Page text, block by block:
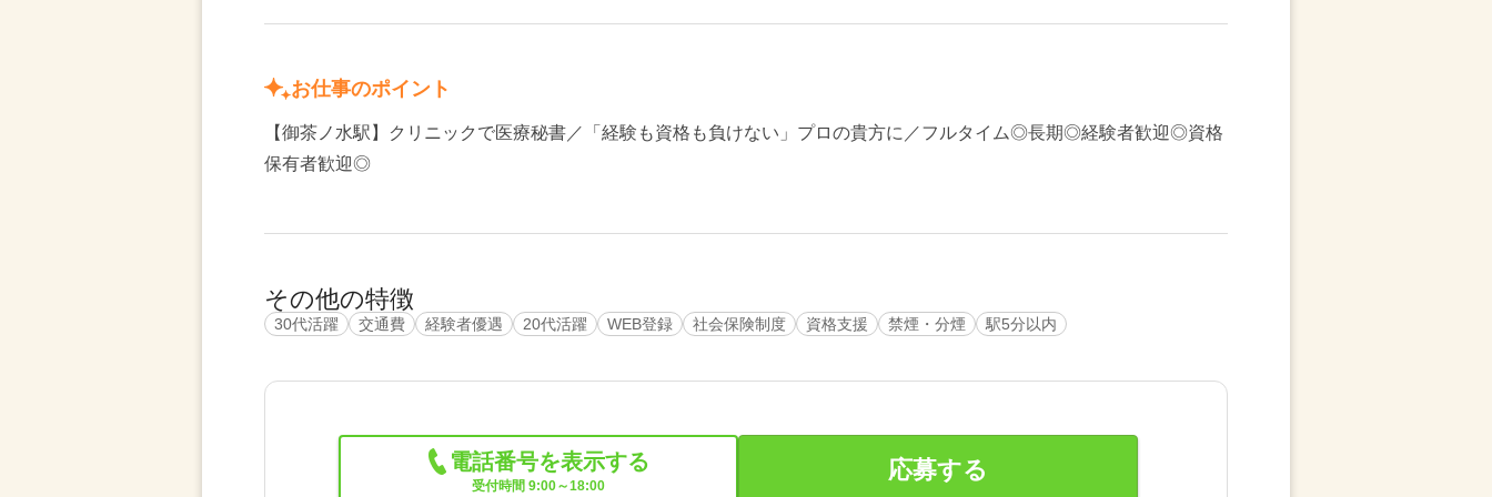
お仕事のポイント
【御茶ノ水駅】クリニックで医療秘書／「経験も資格も負けない」プロの貴方に／フルタイム◎長期◎経験者歓迎◎資格
保有者歓迎◎
その他の特徴
30代活躍 交通費 経験者優遇 20代活躍 WEB登録 社会保険制度 資格支援 禁煙・分煙 駅5分以内
電話番号を表示する
受付時間 9:00～18:00
応募する